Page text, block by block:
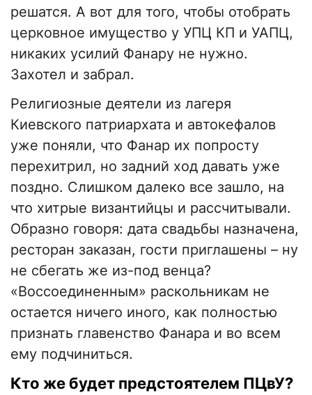
решатся. А вот для того, чтобы отобрать
церковное имущество у УПЦ КП и УАПЦ,
никаких усилий Фанару не нужно.
Захотел и забрал.
Религиозные деятели из лагеря
Киевского патриархата и автокефалов
уже поняли, что Фанар их попросту
перехитрил, но задний ход давать уже
поздно. Слишком далеко все зашло, на
что хитрые византийцы и рассчитывали.
Образно говоря: дата свадьбы назначена,
ресторан заказан, гости приглашены – ну
не сбегать же из-под венца?
«Воссоединенным» раскольникам не
остается ничего иного, как полностью
признать главенство Фанара и во всем
ему подчиниться.
Кто же будет предстоятелем ПЦвУ?